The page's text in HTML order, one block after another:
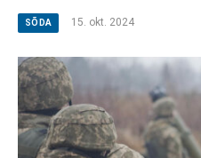
SÕDA 15. okt. 2024